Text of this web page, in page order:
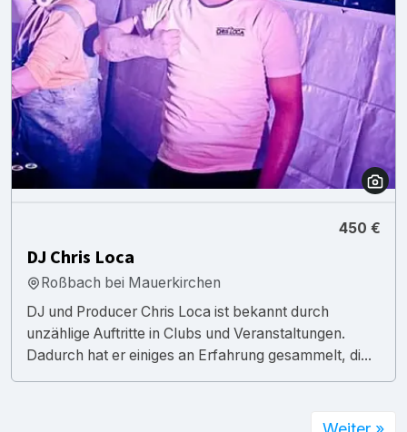
450 €
DJ Chris Loca
Roßbach bei Mauerkirchen
DJ und Producer Chris Loca ist bekannt durch
unzählige Auftritte in Clubs und Veranstaltungen.
Dadurch hat er einiges an Erfahrung gesammelt, di...